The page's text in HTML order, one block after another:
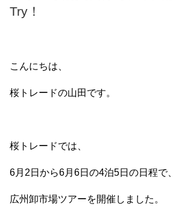
Try！
こんにちは、
桜トレードの山田です。
桜トレードでは、
6月2日から6月6日の4泊5日の日程で、
広州卸市場ツアーを開催しました。